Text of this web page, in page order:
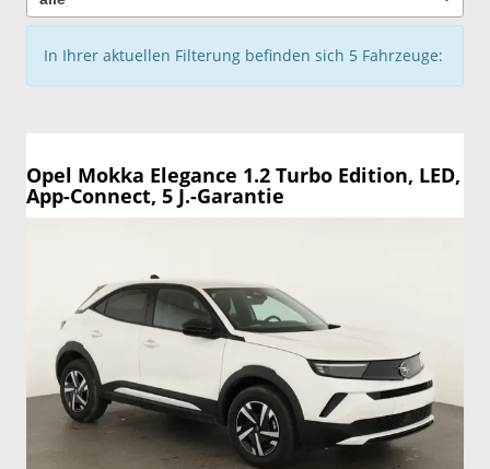
In Ihrer aktuellen Filterung befinden sich 5 Fahrzeuge:
Opel Mokka Elegance 1.2 Turbo Edition, LED,
App-Connect, 5 J.-Garantie